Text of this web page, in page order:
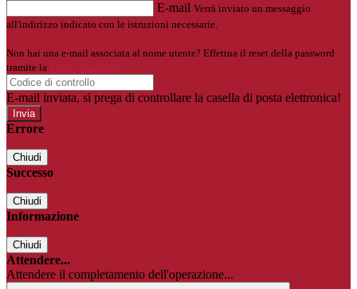
E-mail Verrà inviato un messaggio
all'indirizzo indicato con le istruzioni necessarie.
Non hai una e-mail associata al nome utente? Effettua il reset della password
tramite la
Login Spaggiari
E-mail inviata, si prega di controllare la casella di posta elettronica!
Errore
Chiudi
Successo
Chiudi
Informazione
Chiudi
Attendere...
Attendere il completamento dell'operazione...